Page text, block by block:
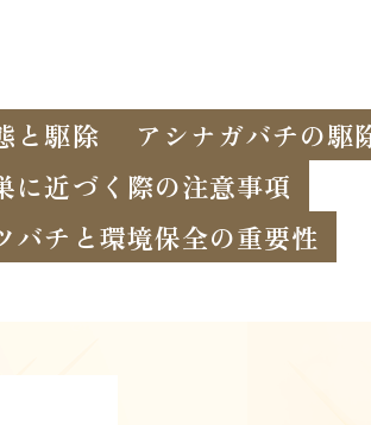
と駆除
アシナガバチの駆
に近づく際の注意事項
バチと環境保全の重要性